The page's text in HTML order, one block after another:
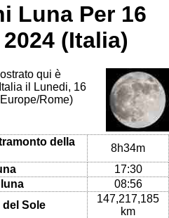
Luna Per 16
(Italia)
qui è
il Lunedi, 16
Rome)
della
8h34m
17:30
08:56
del Sole
147,217,185
km